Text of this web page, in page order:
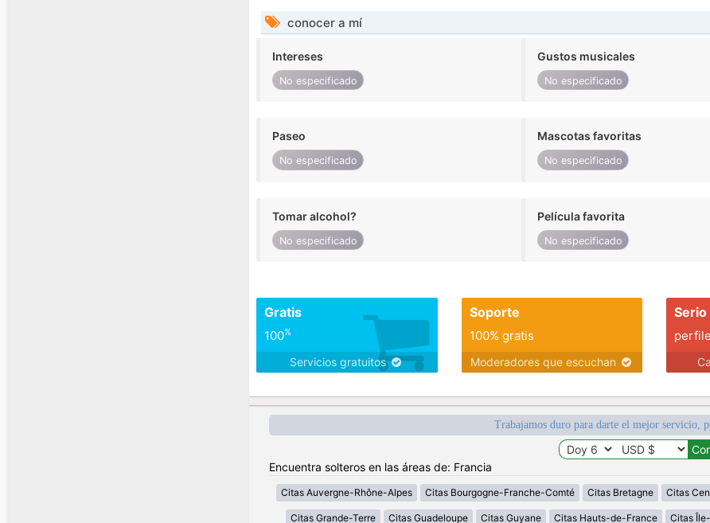
conocer a mí
Intereses
No especificado
Gustos musicales
No especificado
Paseo
No especificado
Mascotas favoritas
No especificado
Tomar alcohol?
No especificado
Película favorita
No especificado
Gratis
100%
Servicios gratuitos
Soporte
100% gratis
Moderadores que escuchan
Serio
Trabajamos duro para darte el mejor servicio,
Encuentra solteros en las áreas de: Francia
Citas Auvergne-Rhône-Alpes Citas Bourgogne-Franche-Comté Citas Bretagne Citas
Citas Grande-Terre Citas Guadeloupe Citas Guyane Citas Hauts-de-France Citas